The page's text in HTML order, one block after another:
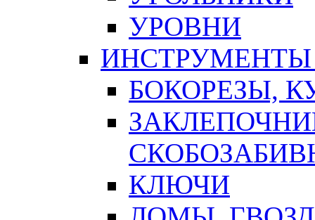
УРОВНИ
БОКОРЕЗЫ,
КЛЮЧИ